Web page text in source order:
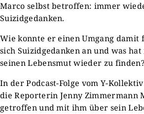
Marco selbst betroffen: immer
Suizidgedanken.
Wie konnte er einen Umgang damit
sich Suizidgedanken an und was
seinen Lebensmut wieder zu finden?
In der Podcast-Folge vom Y-
die Reporterin Jenny Zimmermann
getroffen und mit ihm über sein